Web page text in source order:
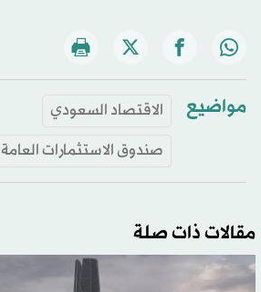
مواضيع
الاقتصاد السعودي
صندوق الاستثمارات العامة
مقالات ذات صلة